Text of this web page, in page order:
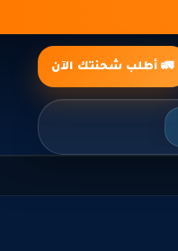
🚛 أطلب شحنتك الآن